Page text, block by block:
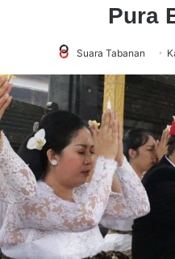
Pura
Suara Tabanan